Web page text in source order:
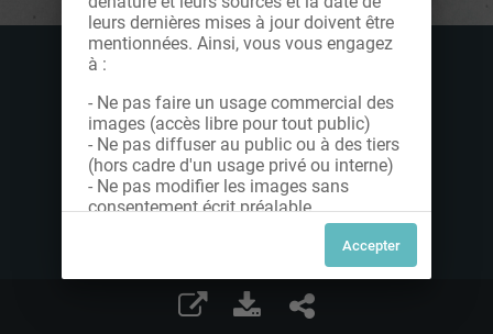
leurs dernières mises à jour doivent être
mentionnées. Ainsi, vous vous engagez
à :
- Ne pas faire un usage commercial des
images (accès libre pour tout public)
- Ne pas diffuser au public ou à des tiers
(hors cadre d'un usage privé ou interne)
- Ne pas modifier les images sans
consentement écrit préalable
Dans le cas contraire, nous vous invitons
à nous contacter afin de solliciter le type
de Licence souhaitée parmi celles
proposées et le cas échéant, acquitter